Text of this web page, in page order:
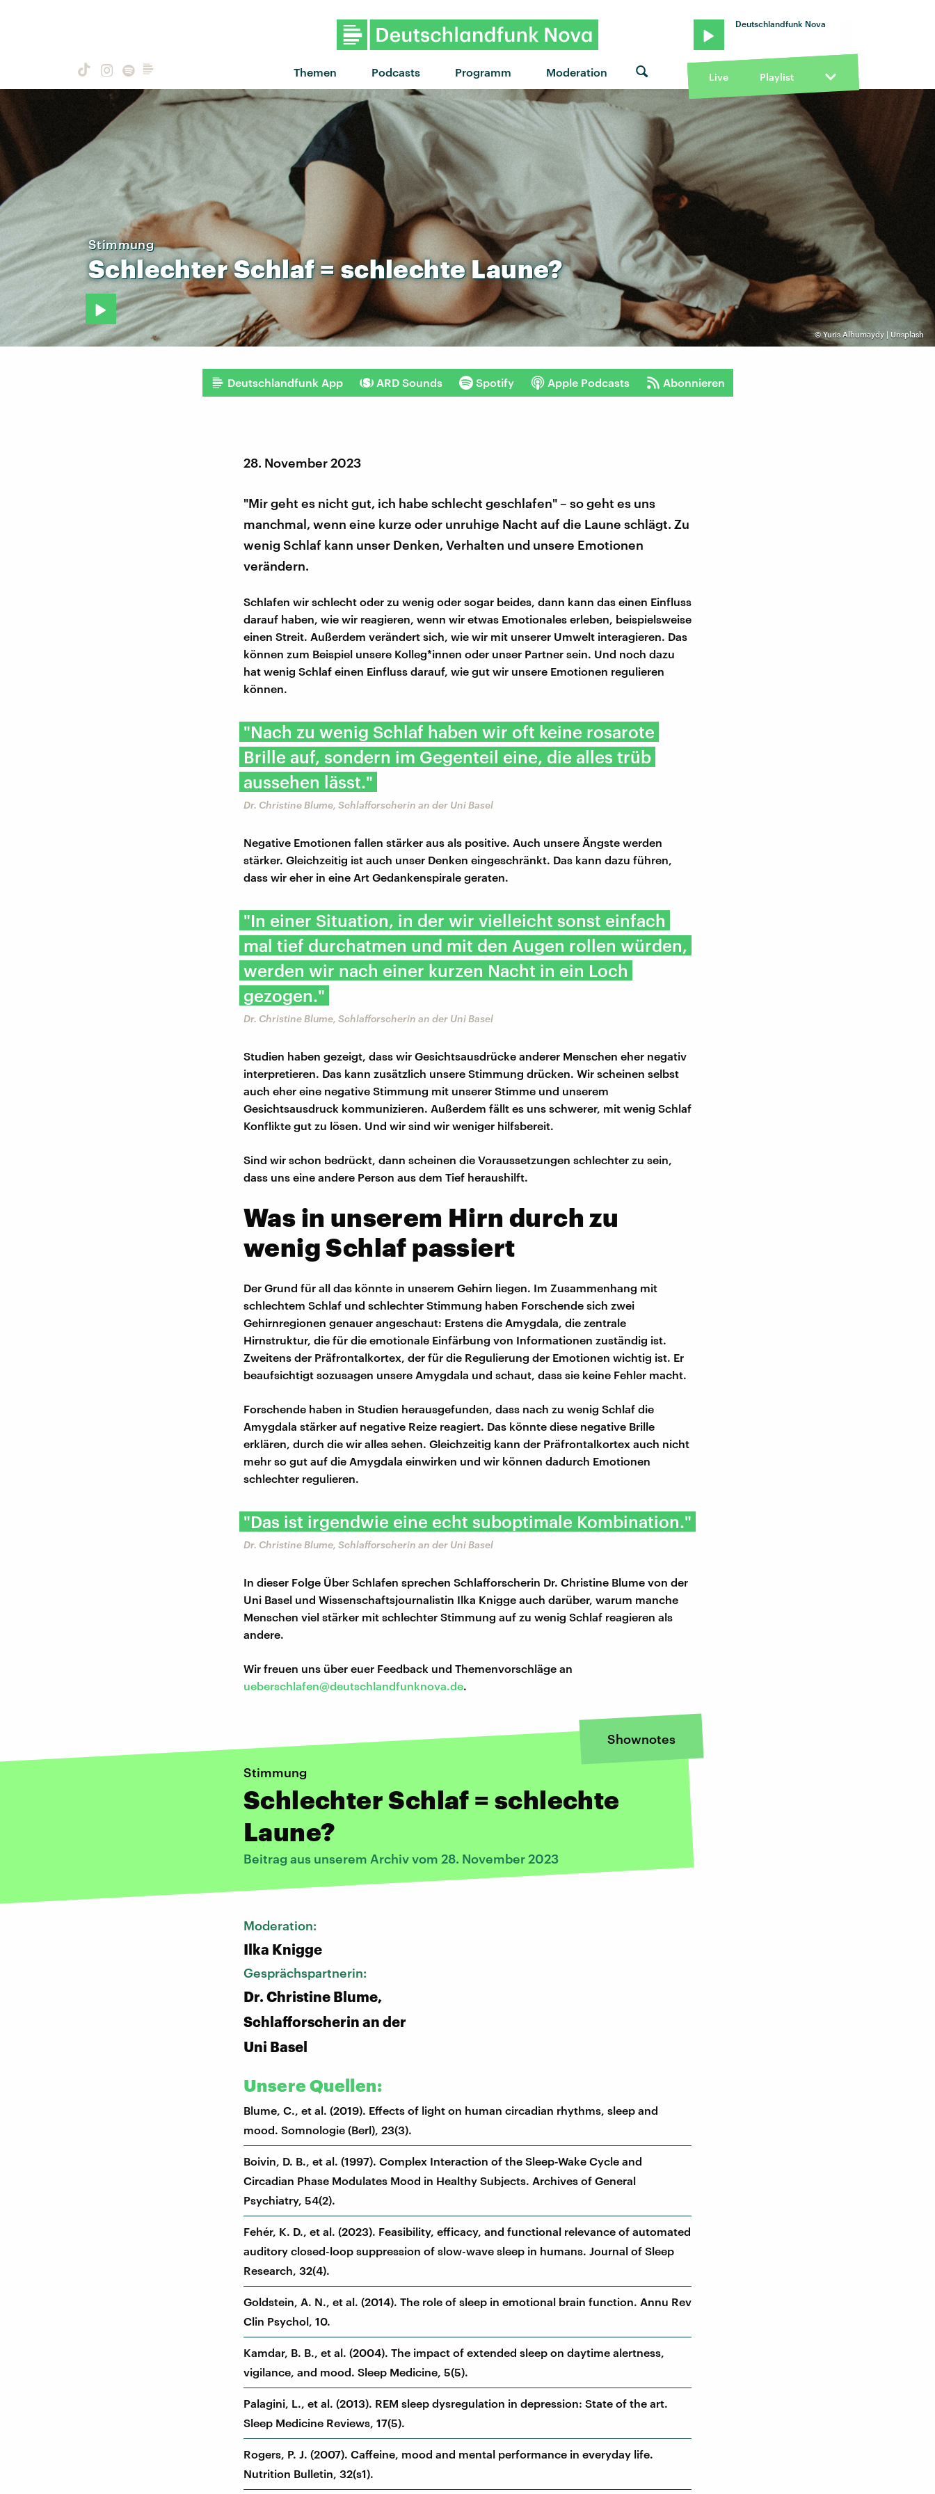
Themen Podcasts Programm Moderation
Deutschlandfunk Nova
Live Playlist
©Yuris Alhumaydy | Unsplash
Stimmung
SchlechterSchlaf=schlechteLaune?
Deutschlandfunk App ARD Sounds Spotify Apple Podcasts Abonnieren
28. November 2023
"Mir geht es nicht gut, ich habe schlecht geschlafen" – so geht es uns
manchmal, wenn eine kurze oder unruhige Nacht auf die Laune schlägt. Zu
wenig Schlaf kann unser Denken, Verhalten und unsere Emotionen
verändern.
Schlafen wir schlecht oder zu wenig oder sogar beides, dann kann das einen Einfluss
darauf haben, wie wir reagieren, wenn wir etwas Emotionales erleben, beispielsweise
einen Streit. Außerdem verändert sich, wie wir mit unserer Umwelt interagieren. Das
können zum Beispiel unsere Kolleg*innen oder unser Partner sein. Und noch dazu
hat wenig Schlaf einen Einfluss darauf, wie gut wir unsere Emotionen regulieren
können.
"Nach zu wenig Schlaf haben wir oft keine rosarote
Brille auf, sondern im Gegenteil eine, die alles trüb
aussehen lässt."
Dr. Christine Blume, Schlafforscherin an der Uni Basel
Negative Emotionen fallen stärker aus als positive. Auch unsere Ängste werden
stärker. Gleichzeitig ist auch unser Denken eingeschränkt. Das kann dazu führen,
dass wir eher in eine Art Gedankenspirale geraten.
"In einer Situation, in der wir vielleicht sonst einfach
mal tief durchatmen und mit den Augen rollen würden,
werden wir nach einer kurzen Nacht in ein Loch
gezogen."
Dr. Christine Blume, Schlafforscherin an der Uni Basel
Studien haben gezeigt, dass wir Gesichtsausdrücke anderer Menschen eher negativ
interpretieren. Das kann zusätzlich unsere Stimmung drücken. Wir scheinen selbst
auch eher eine negative Stimmung mit unserer Stimme und unserem
Gesichtsausdruck kommunizieren. Außerdem fällt es uns schwerer, mit wenig Schlaf
Konflikte gut zu lösen. Und wir sind wir weniger hilfsbereit.
Sind wir schon bedrückt, dann scheinen die Voraussetzungen schlechter zu sein,
dass uns eine andere Person aus dem Tief heraushilft.
Was in unserem Hirn durch zu
wenig Schlaf passiert
Der Grund für all das könnte in unserem Gehirn liegen. Im Zusammenhang mit
schlechtem Schlaf und schlechter Stimmung haben Forschende sich zwei
Gehirnregionen genauer angeschaut: Erstens die Amygdala, die zentrale
Hirnstruktur, die für die emotionale Einfärbung von Informationen zuständig ist.
Zweitens der Präfrontalkortex, der für die Regulierung der Emotionen wichtig ist. Er
beaufsichtigt sozusagen unsere Amygdala und schaut, dass sie keine Fehler macht.
Forschende haben in Studien herausgefunden, dass nach zu wenig Schlaf die
Amygdala stärker auf negative Reize reagiert. Das könnte diese negative Brille
erklären, durch die wir alles sehen. Gleichzeitig kann der Präfrontalkortex auch nicht
mehr so gut auf die Amygdala einwirken und wir können dadurch Emotionen
schlechter regulieren.
"Das ist irgendwie eine echt suboptimale Kombination."
Dr. Christine Blume, Schlafforscherin an der Uni Basel
In dieser Folge Über Schlafen sprechen Schlafforscherin Dr. Christine Blume von der
Uni Basel und Wissenschaftsjournalistin Ilka Knigge auch darüber, warum manche
Menschen viel stärker mit schlechter Stimmung auf zu wenig Schlaf reagieren als
andere.
Wir freuen uns über euer Feedback und Themenvorschläge an
ueberschlafen@deutschlandfunknova.de.
Shownotes
Stimmung
Schlechter Schlaf = schlechte
Laune?
Beitrag aus unserem Archiv vom 28. November 2023
Moderation:
Ilka Knigge
Gesprächspartnerin:
Dr. Christine Blume,
Schlafforscherin an der
Uni Basel
Unsere Quellen:
Blume, C., et al. (2019). Effects of light on human circadian rhythms, sleep and
mood. Somnologie (Berl), 23(3).
Boivin, D. B., et al. (1997). Complex Interaction of the Sleep-Wake Cycle and
Circadian Phase Modulates Mood in Healthy Subjects. Archives of General
Psychiatry, 54(2).
Fehér, K. D., et al. (2023). Feasibility, efficacy, and functional relevance of automated
auditory closed-loop suppression of slow-wave sleep in humans. Journal of Sleep
Research, 32(4).
Goldstein, A. N., et al. (2014). The role of sleep in emotional brain function. Annu Rev
Clin Psychol, 10.
Kamdar, B. B., et al. (2004). The impact of extended sleep on daytime alertness,
vigilance, and mood. Sleep Medicine, 5(5).
Palagini, L., et al. (2013). REM sleep dysregulation in depression: State of the art.
Sleep Medicine Reviews, 17(5).
Rogers, P. J. (2007). Caffeine, mood and mental performance in everyday life.
Nutrition Bulletin, 32(s1).